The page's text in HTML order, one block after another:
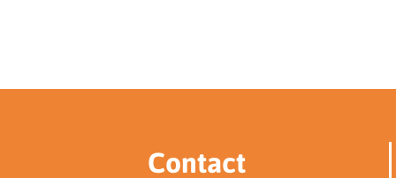
Contact